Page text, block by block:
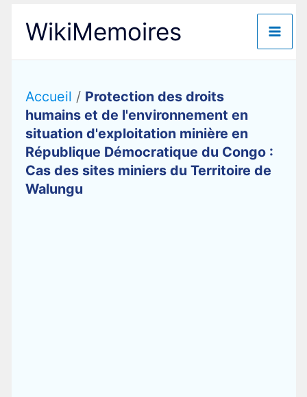
contenu
WikiMemoires
Accueil / Protection des droits
humains et de l'environnement en
situation d'exploitation minière en
République Démocratique du Congo :
Cas des sites miniers du Territoire de
Walungu